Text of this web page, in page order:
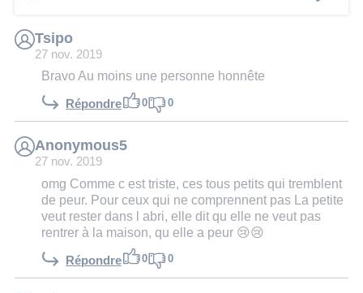
Tsipo
27 nov. 2019
Bravo Au moins une personne honnête
Répondre 0 0
Anonymous5
27 nov. 2019
omg Comme c est triste, ces tous petits qui tremblent
de peur. Pour ceux qui ne comprennent pas La petite
veut rester dans l abri, elle dit qu elle ne veut pas
rentrer à la maison, qu elle a peur 😢😢
Répondre 0 0